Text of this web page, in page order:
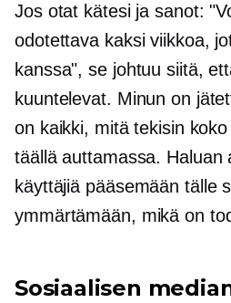
Jos otat kätesi ja sanot:
odotettava kaksi viikkoa,
kanssa", se johtuu siitä,
kuuntelevat. Minun on
on kaikki, mitä tekisin
täällä auttamassa. Haluan
käyttäjiä pääsemään tälle
ymmärtämään, mikä on
Sosiaalisen